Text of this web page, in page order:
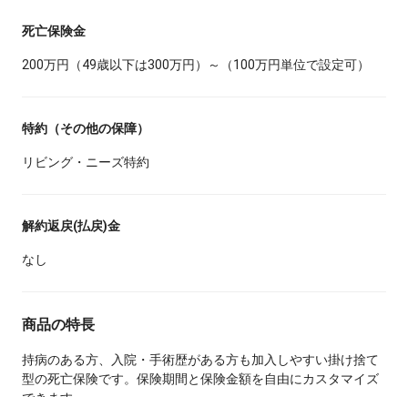
死亡保険金
200万円（49歳以下は300万円）～（100万円単位で設定可）
特約（その他の保障）
リビング・ニーズ特約
解約返戻(払戻)金
なし
商品の特長
持病のある方、入院・手術歴がある方も加入しやすい掛け捨て
型の死亡保険です。保険期間と保険金額を自由にカスタマイズ